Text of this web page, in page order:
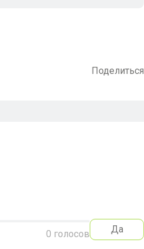
Поделиться
0 голосов Да